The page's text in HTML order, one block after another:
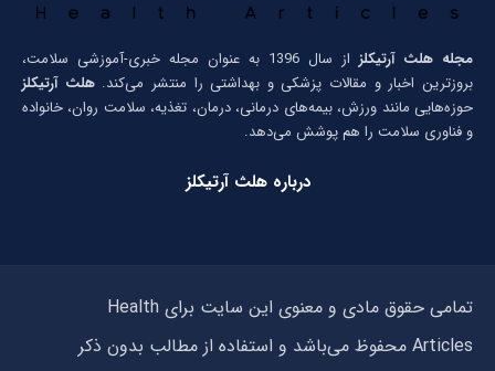
مجله هلث آرتیکلز
از سال 1396 به عنوان مجله خبری-آموزشی سلامت،
بروزترین اخبار و مقالات پزشکی و بهداشتی را منتشر می‌کند.هلث آرتیکلز
حوزه‌هایی مانند ورزش، بیمه‌های درمانی، درمان، تغذیه، سلامت روان، خانواده
و فناوری سلامت را هم پوشش می‌دهد.
درباره هلث آرتیکلز
تمامی حقوق مادی و معنوی این سایت برای Health
Articles محفوظ می‌باشد و استفاده از مطالب بدون ذکر